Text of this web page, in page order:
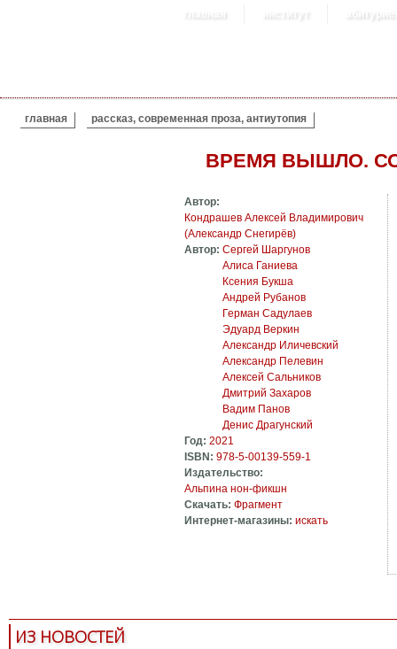
главная институт
ВЫ ЗДЕСЬ
главная рассказ, современная проза, антиутопия
ВРЕМЯ ВЫШЛО.
Автор:
Кондрашев Алексей Владимирович
(Александр Снегирёв)
Автор: Сергей Шаргунов
Алиса Ганиева
Ксения Букша
Андрей Рубанов
Герман Садулаев
Эдуард Веркин
Александр Иличевский
Александр Пелевин
Алексей Сальников
Дмитрий Захаров
Вадим Панов
Денис Драгунский
Год: 2021
ISBN: 978-5-00139-559-1
Издательство:
Альпина нон-фикшн
Скачать: Фрагмент
Интернет-магазины: искать
ИЗ НОВОСТЕЙ